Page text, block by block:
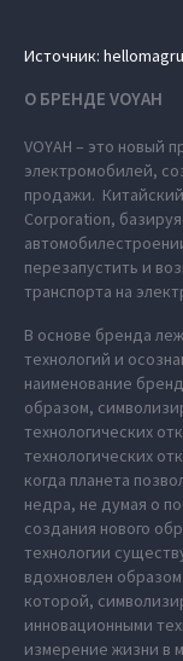
Источник:
О БРЕНДЕ VOYAH
VOYAH – это новый
электромобилей,
продажи.
Corporation,
перезапустить и
транспорта на
В основе бренда
технологий и
наименование
образом,
технологических
технологических
когда планета
недра, не думая о
создания нового
технологии
вдохновлен
которой,
инновационными
измерение жизни в